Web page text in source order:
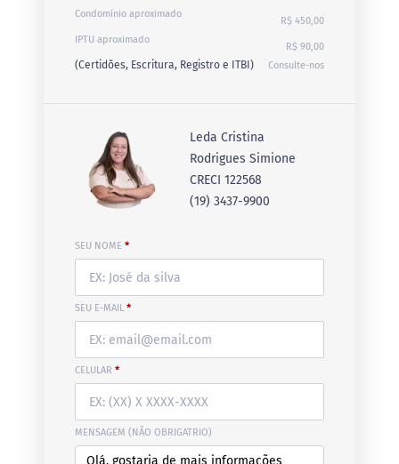
Condomínio aproximado
R$ 450,00
IPTU aproximado
R$ 90,00
(Certidões, Escritura, Registro e ITBI) Consulte-nos
Leda Cristina
Rodrigues Simione
CRECI 122568
(19) 3437-9900
SEU NOME *
SEU E-MAIL *
CELULAR *
MENSAGEM (NÃO OBRIGATRIO)